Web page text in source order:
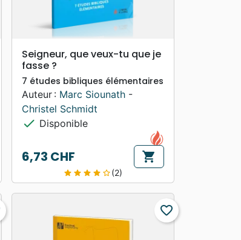
search APERÇU RAPIDE
Seigneur, que veux-tu que je
fasse ?
7 études bibliques élémentaires
Auteur : Marc Siounath-
Christel Schmidt
check Disponible
Prix
6,73 CHF shopping_cart
star star star star star_border(2)
favorite_border